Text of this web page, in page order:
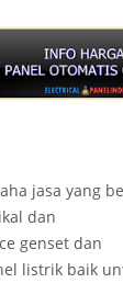
jasa yang
dan
genset dan
listrik baik